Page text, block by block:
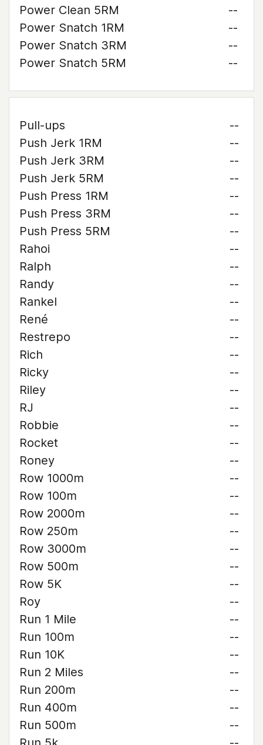
Power Clean 5RM
--
Power Snatch 1RM
--
Power Snatch 3RM
--
Power Snatch 5RM
--
Pull-ups
--
Push Jerk 1RM
--
Push Jerk 3RM
--
Push Jerk 5RM
--
Push Press 1RM
--
Push Press 3RM
--
Push Press 5RM
--
Rahoi
--
Ralph
--
Randy
--
Rankel
--
René
--
Restrepo
--
Rich
--
Ricky
--
Riley
--
RJ
--
Robbie
--
Rocket
--
Roney
--
Row 1000m
--
Row 100m
--
Row 2000m
--
Row 250m
--
Row 3000m
--
Row 500m
--
Row 5K
--
Roy
--
Run 1 Mile
--
Run 100m
--
Run 10K
--
Run 2 Miles
--
Run 200m
--
Run 400m
--
Run 500m
--